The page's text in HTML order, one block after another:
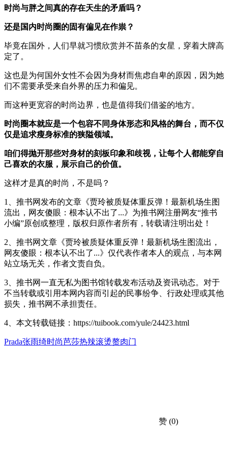
时尚与胖之间真的存在天生的矛盾吗？
还是国内时尚圈的固有偏见在作祟？
毕竟在国外，人们早就习惯欣赏并不苗条的女星，穿着大牌高
定了。
这也是为何国外女性不会因为身材而焦虑自卑的原因，因为她
们不需要承受来自外界的压力和偏见。
而这种更宽容的时尚边界，也是值得我们借鉴的地方。
时尚圈本就应是一个包容不同身体形态和风格的舞台，而不仅
仅是追求瘦身标准的狭隘领域。
咱们得抛开那些对身材的刻板印象和歧视，让每个人都能穿自
己喜欢的衣服，展示自己的价值。
这样才是真的时尚，不是吗？
1、推书网发布的文章《贾玲被质疑体重反弹！最新机场生图
流出，网友傻眼：根本认不出了...》为推书网注册网友“推书
小编”原创或整理，版权归原作者所有，转载请注明出处！
2、推书网文章《贾玲被质疑体重反弹！最新机场生图流出，
网友傻眼：根本认不出了...》仅代表作者本人的观点，与本网
站立场无关，作者文责自负。
3、推书网一直无私为图书馆转载发布活动及资讯动态。对于
不当转载或引用本网内容而引起的民事纷争、行政处理或其他
损失，推书网不承担责任。
4、本文转载链接：https://tuibook.com/yule/24423.html
Prada张雨绮时尚芭莎热辣滚烫赘肉门
赞 (0)